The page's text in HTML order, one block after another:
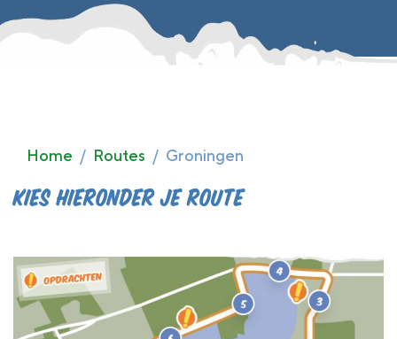
Home Routes Groningen
Kies hieronder je route